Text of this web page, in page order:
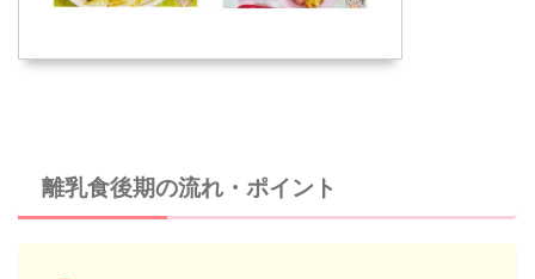
離乳食後期の流れ・ポイント